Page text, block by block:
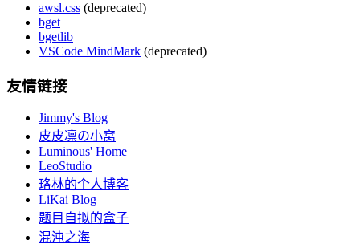
awsl.css (deprecated)
bget
bgetlib
VSCode MindMark (deprecated)
友情链接
Jimmy's Blog
皮皮凛の小窝
Luminous' Home
LeoStudio
珞林的个人博客
LiKai Blog
题目自拟的盒子
混沌之海